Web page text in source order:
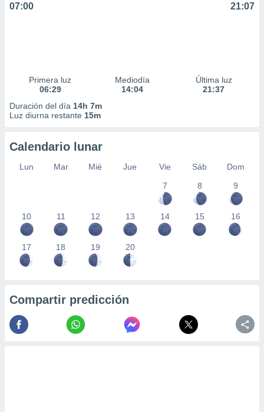
07:00 21:07
Primera luz
06:29
Mediodía
14:04
Última luz
21:37
Duración del día 14h 7m
Luz diurna restante 15m
Calendario lunar
Lun Mar Mié Jue Vie Sáb
Dom
7
8 9
10 11 12 13 14 15 16
17 18 19 20
Compartir predicción